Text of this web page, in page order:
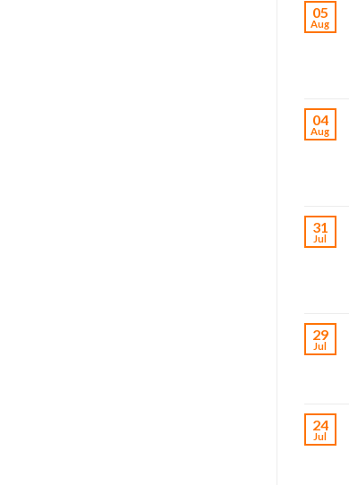
05
Aug
04
Aug
31
Jul
29
Jul
24
Jul